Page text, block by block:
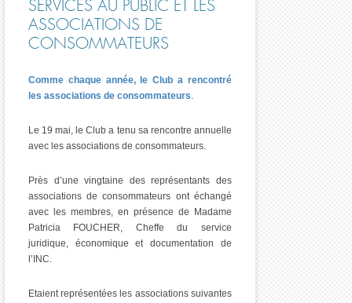
SERVICES AU PUBLIC ET LES
ASSOCIATIONS DE
CONSOMMATEURS
Comme chaque année, le Club a rencontré
les associations de consommateurs.
Le 19 mai, le Club a tenu sa rencontre annuelle
avec les associations de consommateurs.
Près d’une vingtaine des représentants des
associations de consommateurs ont échangé
avec les membres, en présence de Madame
Patricia FOUCHER, Cheffe du service
juridique, économique et documentation de
l’INC.
Etaient représentées les associations suivantes